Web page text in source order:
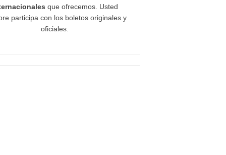
que ofrecemos. Usted
participa con los boletos originales y
oficiales.